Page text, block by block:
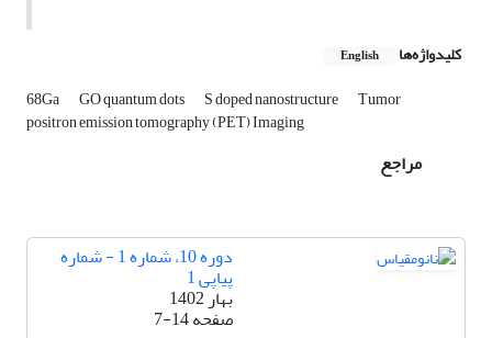
کلیدواژه‌ها English
68Ga GO quantum dots S doped nanostructure Tumor
positron emission tomography (PET) Imaging
مراجع
دوره 10، شماره 1 - شماره
پیاپی 1
بهار 1402
صفحه7-14